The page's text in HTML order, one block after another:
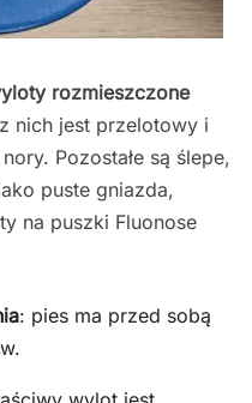
rozmieszczone
nich jest przelotowy i
Pozostałe są ślepe,
puste gniazda,
na puszki Fluonose
: pies ma przed sobą